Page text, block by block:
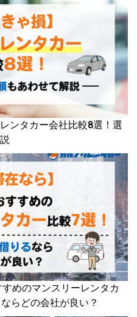
ンタカー会社比較8選！選
すめのマンスリーレンタカ
らどの会社が良い？